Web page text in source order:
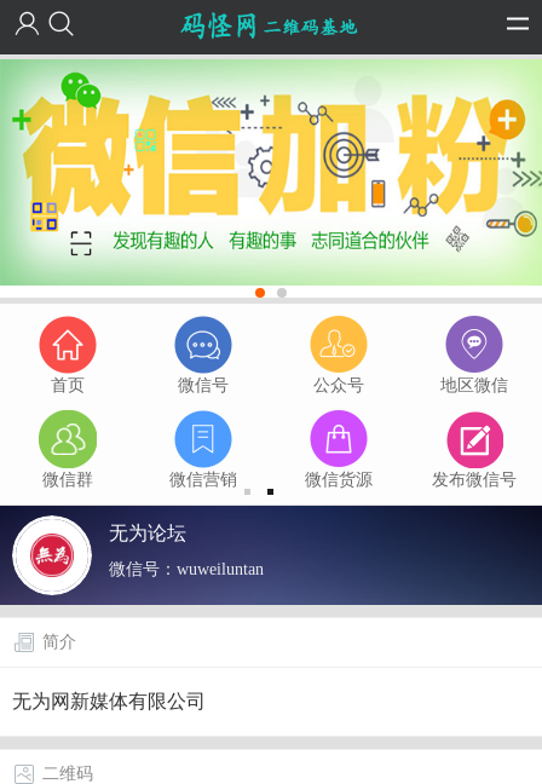
首页 微信号 公众号 地区微信
微信群 微信营销 微信货源 发布微信号
无为论坛
微信号： wuweiluntan
简介
无为网新媒体有限公司
二维码